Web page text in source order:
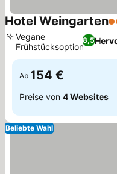
Hotel Weingarten3
8,5
Vegane
Frühstücksoptionen
Ab 154 €
Preise von 4 Websites
Beliebte Wahl